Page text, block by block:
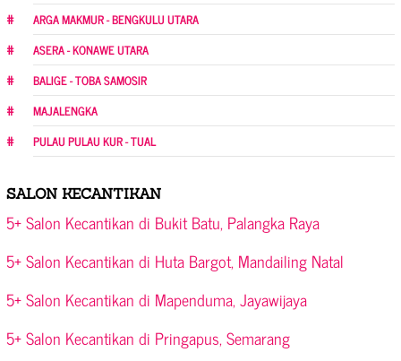
ARGA MAKMUR - BENGKULU UTARA
ASERA - KONAWE UTARA
BALIGE - TOBA SAMOSIR
MAJALENGKA
PULAU PULAU KUR - TUAL
SALON KECANTIKAN
5+ Salon Kecantikan di Bukit Batu, Palangka Raya
5+ Salon Kecantikan di Huta Bargot, Mandailing Natal
5+ Salon Kecantikan di Mapenduma, Jayawijaya
5+ Salon Kecantikan di Pringapus, Semarang